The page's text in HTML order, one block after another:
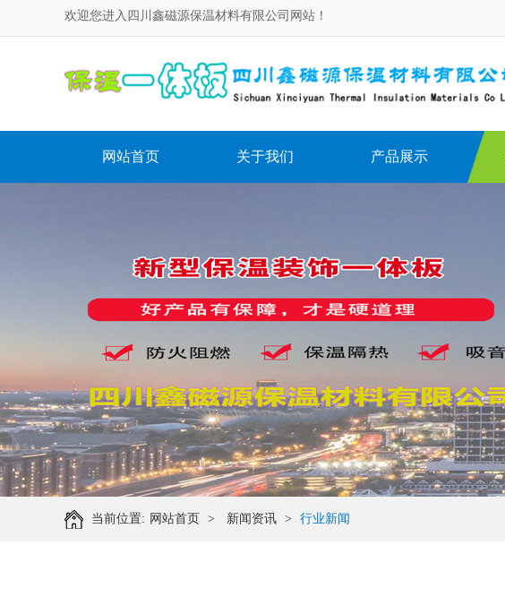
欢迎您进入四川鑫磁源保温材料有限公司网站！
网站首页 关于我们 产品展示
当前位置: 网站首页 > 新闻资讯 > 行业新闻